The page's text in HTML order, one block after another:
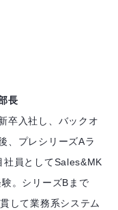
長
卒入社し、バックオ
、プレシリーズAラ
社員としてSales&MK
。シリーズBまで
して業務系システム